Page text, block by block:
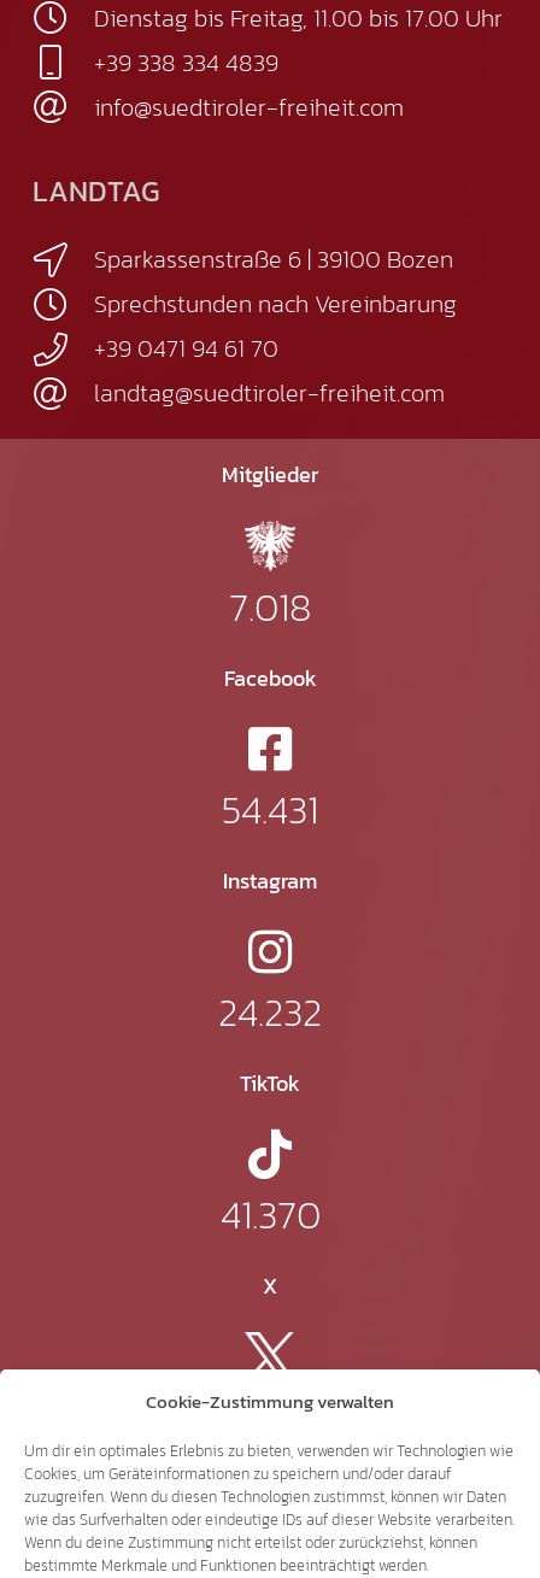
Cookie-Zustimmung verwalten
Um dir ein optimales Erlebnis zu bieten, verwenden wir Technologien wie
Cookies, um Geräteinformationen zu speichern und/oder darauf
zuzugreifen. Wenn du diesen Technologien zustimmst, können wir Daten
wie das Surfverhalten oder eindeutige IDs auf dieser Website verarbeiten.
Wenn du deine Zustimmung nicht erteilst oder zurückziehst, können
bestimmte Merkmale und Funktionen beeinträchtigt werden.
Dienstag bis Freitag, 11.00 bis 17.00 Uhr
+39 338 334 4839
info@suedtiroler-freiheit.com
LANDTAG
Sparkassenstraße 6 | 39100 Bozen
Sprechstunden nach Vereinbarung
+39 0471 94 61 70
landtag@suedtiroler-freiheit.com
Mitglieder
7.018
Facebook
54.431
Instagram
24.232
TikTok
41.370
X
3.507
Threads